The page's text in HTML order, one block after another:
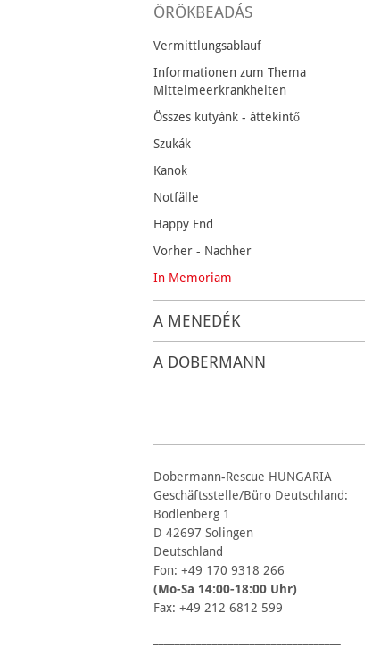
ÖRÖKBEADÁS
Vermittlungsablauf
Informationen zum Thema
Mittelmeerkrankheiten
Összes kutyánk - áttekintő
Szukák
Kanok
Notfälle
Happy End
Vorher - Nachher
In Memoriam
A MENEDÉK
A DOBERMANN
Dobermann-Rescue HUNGARIA
Geschäftsstelle/Büro Deutschland:
Bodlenberg 1
D 42697 Solingen
Deutschland
Fon: +49 170 9318 266
(Mo-Sa 14:00-18:00 Uhr)
Fax: +49 212 6812 599